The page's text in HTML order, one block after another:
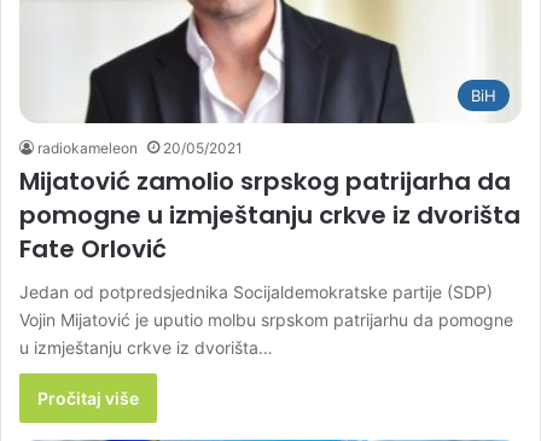
BiH
radiokameleon 20/05/2021
Mijatović zamolio srpskog patrijarha da
pomogne u izmještanju crkve iz dvorišta
Fate Orlović
Jedan od potpredsjednika Socijaldemokratske partije (SDP)
Vojin Mijatović je uputio molbu srpskom patrijarhu da pomogne
u izmještanju crkve iz dvorišta…
Pročitaj više